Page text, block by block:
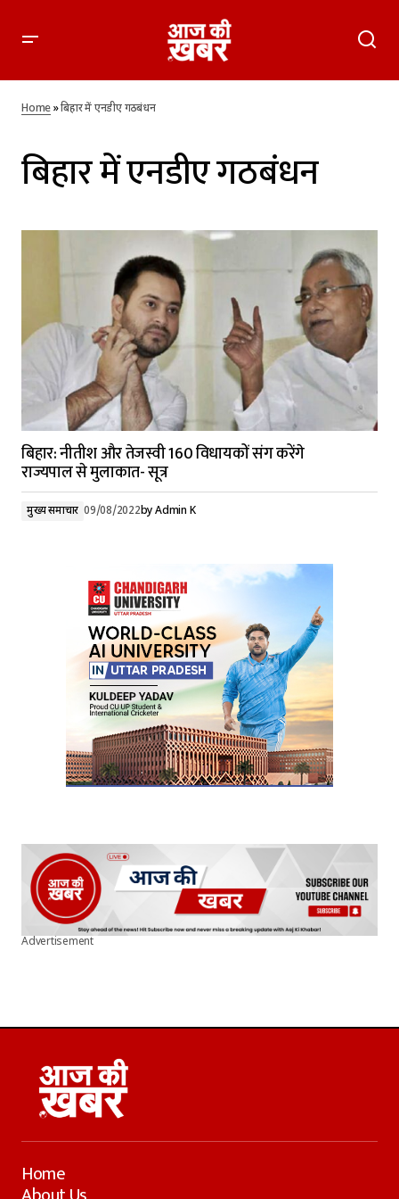
Home»बिहार में एनडीए गठबंधन
बिहार में एनडीए गठबंधन
बिहार: नीतीश और तेजस्वी 160 विधायकों संग करेंगे
राज्यपाल से मुलाकात- सूत्र
मुख्य समाचार 09/08/2022byAdmin K
Advertisement
Home